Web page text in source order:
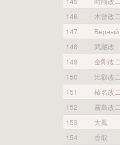
146
木曾改
147
Верный
148
武蔵改
149
金剛改
150
比叡改
151
榛名改
152
霧島改
153
大鳳
154
香取